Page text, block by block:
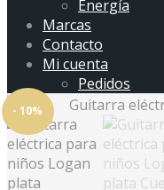
Energía
Marcas
Contacto
Mi cuenta
Pedidos
- 10%